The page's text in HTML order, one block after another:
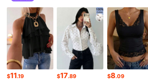
4.83 1.3M Seguidores
4.83 1.3M Seguidores
4.83 1.3M Seguidores
$11.19 $17.89 $8.09